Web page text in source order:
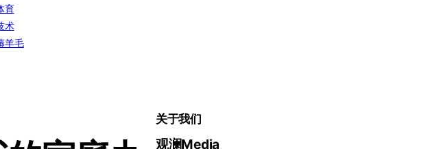
育
术
羊毛
关于我们
观澜Media